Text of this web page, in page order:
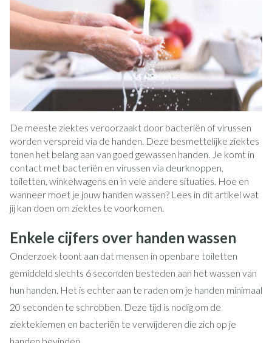
De meeste ziektes veroorzaakt door bacteriën of virussen
worden verspreid via de handen. Deze besmettelijke ziektes
tonen het belang aan van goed gewassen handen. Je komt in
contact met bacteriën en virussen via deurknoppen,
toiletten, winkelwagens en in vele andere situaties. Hoe en
wanneer moet je jouw handen wassen? Lees in dit artikel wat
jij kan doen om ziektes te voorkomen.
Enkele cijfers over handen wassen
Onderzoek toont aan dat mensen in openbare toiletten
gemiddeld slechts 6 seconden besteden aan het wassen van
hun handen. Het is echter aan te raden om je handen minimaal
20 seconden te schrobben. Deze tijd is nodig om de
ziektekiemen en bacteriën te verwijderen die zich op je